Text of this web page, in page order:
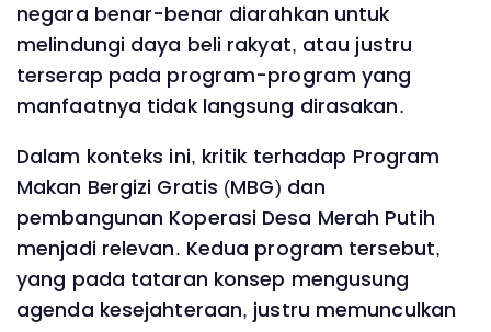
negara benar-benar diarahkan untuk
melindungi daya beli rakyat, atau justru
terserap pada program-program yang
manfaatnya tidak langsung dirasakan.
Dalam konteks ini, kritik terhadap Program
Makan Bergizi Gratis (MBG) dan
pembangunan Koperasi Desa Merah Putih
menjadi relevan. Kedua program tersebut,
yang pada tataran konsep mengusung
agenda kesejahteraan, justru memunculkan